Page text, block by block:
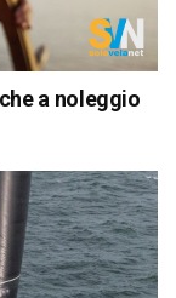
a noleggio